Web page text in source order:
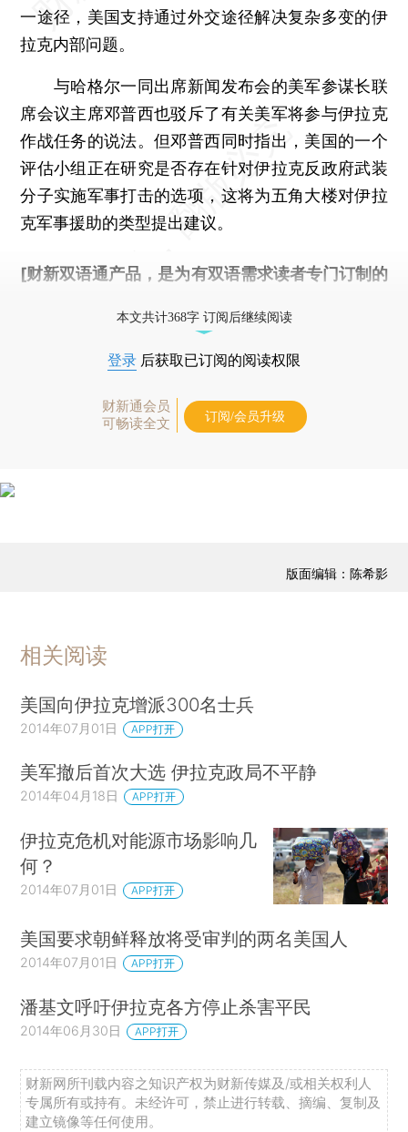
一途径，美国支持通过外交途径解决复杂多变的伊
拉克内部问题。
与哈格尔一同出席新闻发布会的美军参谋长联
席会议主席邓普西也驳斥了有关美军将参与伊拉克
作战任务的说法。但邓普西同时指出，美国的一个
评估小组正在研究是否存在针对伊拉克反政府武装
分子实施军事打击的选项，这将为五角大楼对伊拉
克军事援助的类型提出建议。
[财新双语通产品，是为有双语需求读者专门订制的
本文共计368字 订阅后继续阅读
登录 后获取已订阅的阅读权限
财新通会员
可畅读全文
订阅/会员升级
版面编辑：陈希影
相关阅读
美国向伊拉克增派300名士兵
2014年07月01日 APP打开
美军撤后首次大选 伊拉克政局不平静
2014年04月18日 APP打开
伊拉克危机对能源市场影响几
何？
2014年07月01日 APP打开
美国要求朝鲜释放将受审判的两名美国人
2014年07月01日 APP打开
潘基文呼吁伊拉克各方停止杀害平民
2014年06月30日 APP打开
财新网所刊载内容之知识产权为财新传媒及/或相关权利人
专属所有或持有。未经许可，禁止进行转载、摘编、复制及
建立镜像等任何使用。